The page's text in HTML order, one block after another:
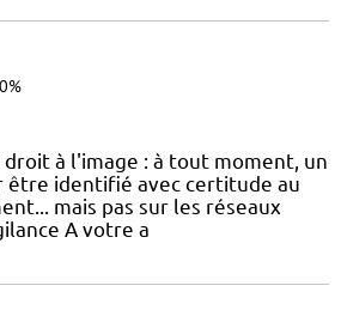
à l'image : à tout moment, un
être identifié avec certitude au
mais pas sur les réseaux
A votre a